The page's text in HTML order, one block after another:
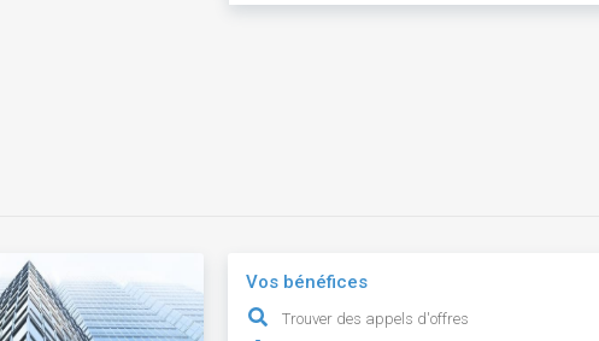
Vos bénéfices
Trouver des appels d'offres